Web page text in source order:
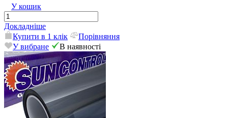
У кошик
Докладніше
Купити в 1 клік
Порівняння
У вибране
В наявності